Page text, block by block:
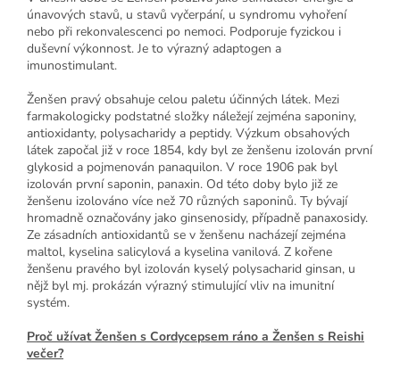
únavových stavů, u stavů vyčerpání, u syndromu vyhoření
nebo při rekonvalescenci po nemoci. Podporuje fyzickou i
duševní výkonnost. Je to výrazný adaptogen a
imunostimulant.
Ženšen pravý obsahuje celou paletu účinných látek. Mezi
farmakologicky podstatné složky náležejí zejména saponiny,
antioxidanty, polysacharidy a peptidy. Výzkum obsahových
látek započal již v roce 1854, kdy byl ze ženšenu izolován první
glykosid a pojmenován panaquilon. V roce 1906 pak byl
izolován první saponin, panaxin. Od této doby bylo již ze
ženšenu izolováno více než 70 různých saponinů. Ty bývají
hromadně označovány jako ginsenosidy, případně panaxosidy.
Ze zásadních antioxidantů se v ženšenu nacházejí zejména
maltol, kyselina salicylová a kyselina vanilová. Z kořene
ženšenu pravého byl izolován kyselý polysacharid ginsan, u
nějž byl mj. prokázán výrazný stimulující vliv na imunitní
systém.
Proč užívat Ženšen s Cordycepsem ráno a Ženšen s Reishi
večer?